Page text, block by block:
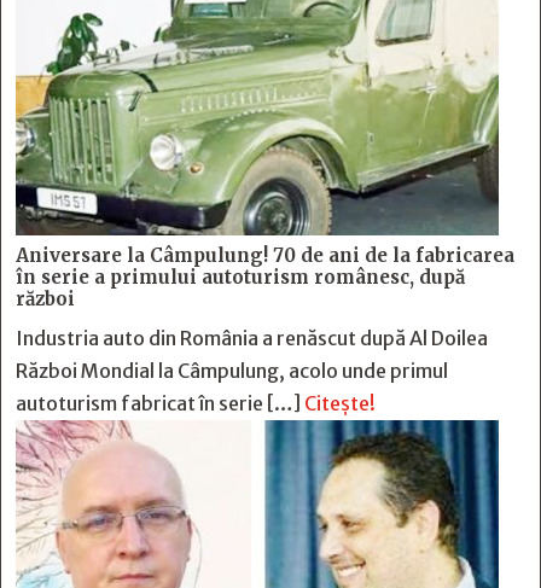
Aniversare la Câmpulung! 70 de ani de la fabricarea
în serie a primului autoturism românesc, după
război
Industria auto din România a renăscut după Al Doilea
Război Mondial la Câmpulung, acolo unde primul
autoturism fabricat în serie […] Citește!